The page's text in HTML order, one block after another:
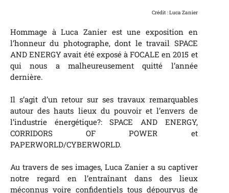
Crédit : Luca Zanier
Hommage à Luca Zanier est une exposition en
l’honneur du photographe, dont le travail SPACE
AND ENERGY avait été exposé à FOCALE en 2015 et
qui nous a malheureusement quitté l’année
dernière.
Il s’agit d’un retour sur ses travaux remarquables
autour des hauts lieux du pouvoir et l’envers de
l’industrie énergétique?: SPACE AND ENERGY,
CORRIDORS OF POWER et
PAPERWORLD/CYBERWORLD.
Au travers de ses images, Luca Zanier a su captiver
notre regard en l’entraînant dans des lieux
méconnus voire confidentiels tous dépourvus de